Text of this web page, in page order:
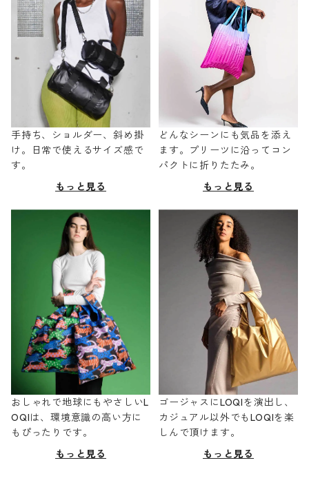
手持ち、ショルダー、斜め掛
け。日常で使えるサイズ感で
す。
もっと見る
どんなシーンにも気品を添え
ます。プリーツに沿ってコン
パクトに折りたたみ。
もっと見る
おしゃれで地球にもやさしいL
OQIは、環境意識の高い方に
もぴったりです。
もっと見る
ゴージャスにLOQIを演出し、
カジュアル以外でもLOQIを楽
しんで頂けます。
もっと見る